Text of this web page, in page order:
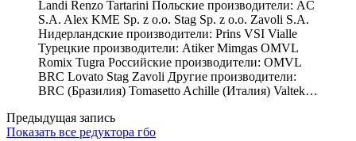
Landi Renzo Tartarini Польские производители: AC
S.A. Alex KME Sp. z o.o. Stag Sp. z o.o. Zavoli S.A.
Нидерландские производители: Prins VSI Vialle
Турецкие производители: Atiker Mimgas OMVL
Romix Tugra Российские производители: OMVL
BRC Lovato Stag Zavoli Другие производители:
BRC (Бразилия) Tomasetto Achille (Италия) Valtek…
Предыдущая запись
Показать все редуктора гбо